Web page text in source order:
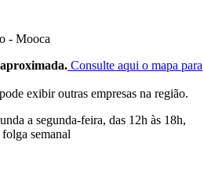
- Mooca
aproximada. Consulte aqui o mapa para
exibir outras empresas na região.
a segunda-feira, das 12h às 18h,
semanal